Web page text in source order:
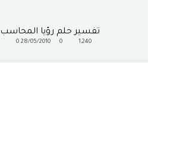
تفسير حلم رؤيا المحاسب
1,240
0
28/05/2010
0